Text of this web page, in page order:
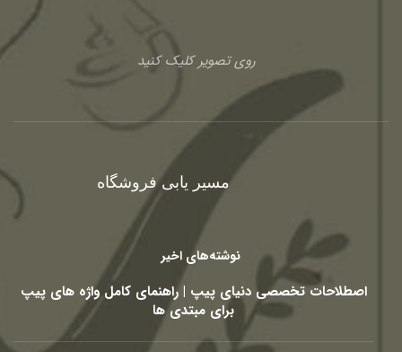
روی تصویر کلیک کنید
مسیر یابی فروشگاه
نوشته‌های اخیر
اصطلاحات تخصصی دنیای پیپ | راهنمای کامل واژه های پیپ
برای مبتدی ها